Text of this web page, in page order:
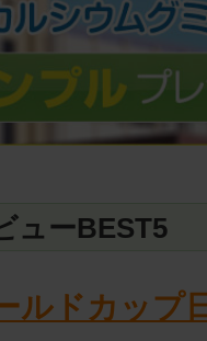
ューBEST5
ルドカッ